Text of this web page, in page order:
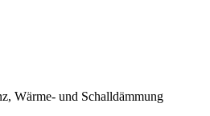
Wärme- und Schalldämmung